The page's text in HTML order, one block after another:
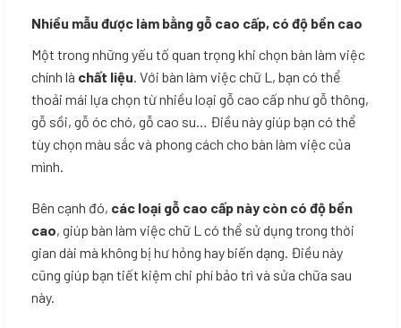
Nhiều mẫu được làm bằng gỗ cao cấp, có độ bền cao
Một trong những yếu tố quan trọng khi chọn bàn làm việc
chính là chất liệu. Với bàn làm việc chữ L, bạn có thể
thoải mái lựa chọn từ nhiều loại gỗ cao cấp như gỗ thông,
gỗ sồi, gỗ óc chó, gỗ cao su… Điều này giúp bạn có thể
tùy chọn màu sắc và phong cách cho bàn làm việc của
mình.
Bên cạnh đó, các loại gỗ cao cấp này còn có độ bền
cao, giúp bàn làm việc chữ L có thể sử dụng trong thời
gian dài mà không bị hư hỏng hay biến dạng. Điều này
cũng giúp bạn tiết kiệm chi phí bảo trì và sửa chữa sau
này.